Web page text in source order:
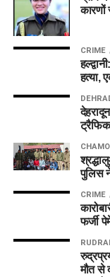
कारणों
CRIME
हत्या,
पुलिस
CRIME
फर्जी
मौत से